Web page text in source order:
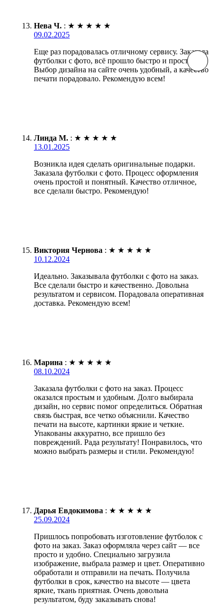
Нева Ч. : ★ ★ ★ ★ ★
09.02.2025
Еще раз порадовалась отличному сервису. Заказала
футболки с фото, всё прошло быстро и просто.
Выбор дизайна на сайте очень удобный, а качество
печати порадовало. Рекомендую всем!
Линда М. : ★ ★ ★ ★ ★
13.01.2025
Возникла идея сделать оригинальные подарки.
Заказала футболки с фото. Процесс оформления
очень простой и понятный. Качество отличное,
все сделали быстро. Рекомендую!
Виктория Чернова : ★ ★ ★ ★ ★
10.12.2024
Идеально. Заказывала футболки с фото на заказ.
Все сделали быстро и качественно. Довольна
результатом и сервисом. Порадовала оперативная
доставка. Рекомендую всем!
Марина : ★ ★ ★ ★ ★
08.10.2024
Заказала футболки с фото на заказ. Процесс
оказался простым и удобным. Долго выбирала
дизайн, но сервис помог определиться. Обратная
связь быстрая, все четко объяснили. Качество
печати на высоте, картинки яркие и четкие.
Упакованы аккуратно, все пришло без
повреждений. Рада результату! Понравилось, что
можно выбрать размеры и стили. Рекомендую!
Дарья Евдокимова : ★ ★ ★ ★ ★
25.09.2024
Пришлось попробовать изготовление футболок с
фото на заказ. Заказ оформляла через сайт — все
просто и удобно. Специально загрузила
изображение, выбрала размер и цвет. Оперативно
обработали и отправили на печать. Получила
футболки в срок, качество на высоте — цвета
яркие, ткань приятная. Очень довольна
результатом, буду заказывать снова!